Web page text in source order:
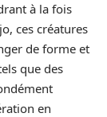
à la fois
ces créatures
de forme et
que des
en